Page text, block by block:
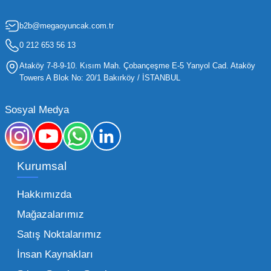
hızla değişen trendlere sahip olduğu için,
işletmelerin stoklarını güncel tutması ve her
yaş grubuna hitap eden ürünleri bünyesinde
barındırması gerekir.
Mega Oyuncak olarak sunduğumuz geniş ürün
yelpazesiyle, işletmenizin ihtiyacı olan tüm
kategorilerde profesyonel çözümler üretiyoruz.
sunduğumuz esnek çözümlerle, her ölçekteki
bayinin rekabet gücünü artırmayı hedefliyoruz.
oyuncak arayışınızda kaliteyi uygun maliyetle
buluşturmak bizim önceliğimizdir. Toptan
b2b@megaoyuncak.com.tr
0 212 653 56 13
Ataköy 7-8-9-10. Kısım Mah. Çobançeşme E-5 Yanyol Cad. Ataköy
Towers A Blok No: 20/1 Bakırköy / İSTANBUL
Sosyal Medya
Kurumsal
Hakkımızda
Mağazalarımız
Satış Noktalarımız
İnsan Kaynakları